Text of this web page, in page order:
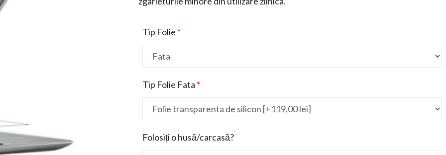
Tip Folie *
Tip Folie Fata *
Folosiți o husă/carcasă?